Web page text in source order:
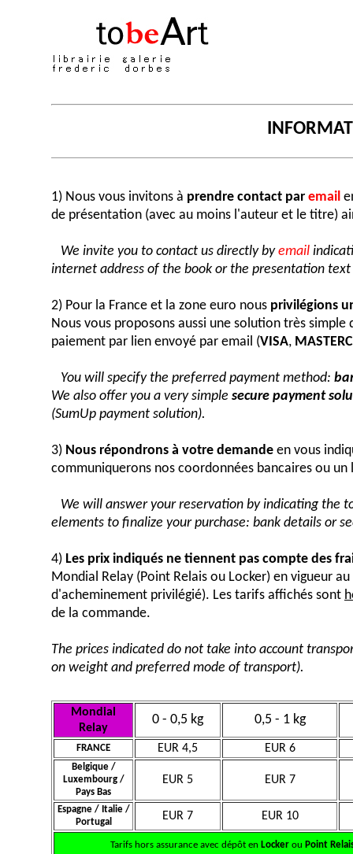
1) Nous vous invitons à prendre contact par email
de présentation (avec au moins l'auteur et le titre)
We invite you to contact us directly byemail
internet address of the book or the presentation
2) Pour la France et la zone euro nous privilégions
Nous vous proposons aussi une solution très simple
paiement par lien envoyé par email (VISA,
You will specify the preferred payment method:
We also offer you a very simple secure payment
(SumUp payment solution).
3) Nous répondrons à votre demande en vous
communiquerons nos coordonnées bancaires ou
We will answer your reservation by indicating the
elements to finalize your purchase: bank details or
4) Les prix indiqués ne tiennent pas compte des
Mondial Relay (Point Relais ou Locker) en vigueur
d'acheminement privilégié). Les tarifs affichés sont
de la commande.
The prices indicated do not take into account
on weight and preferred mode of transport).
Mondial
Relay
0 - 0,5 kg 0,5 - 1 kg
FRANCE EUR 4,5 EUR 6
Belgique /
Luxembourg /
Pays Bas
EUR 5 EUR 7
Espagne / Italie /
Portugal
EUR 7 EUR 10
Tarifs hors assurance avec dépôt en Lockerou Point